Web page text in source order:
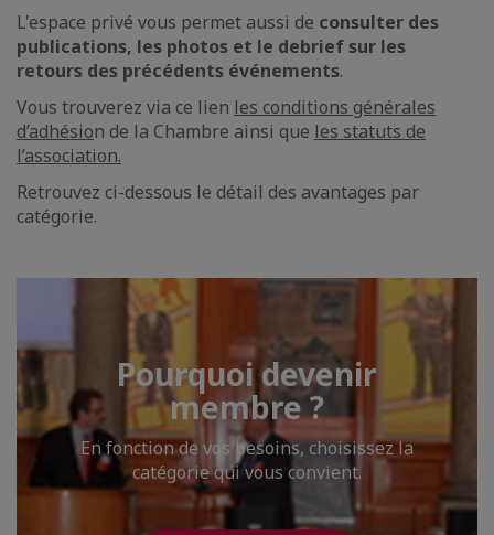
L'espace privé vous permet aussi de consulter des
publications, les photos et le debrief sur les
retours des précédents événements.
Vous trouverez via ce lien les conditions générales
d’adhésion de la Chambre ainsi que les statuts de
l’association.
Retrouvez ci-dessous le détail des avantages par
catégorie.
Pourquoi devenir
membre ?
En fonction de vos besoins, choisissez la
catégorie qui vous convient.